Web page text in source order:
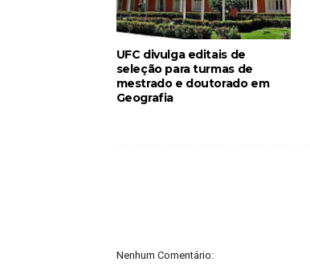
UFC divulga editais de
seleção para turmas de
mestrado e doutorado em
Geografia
Nenhum Comentário: